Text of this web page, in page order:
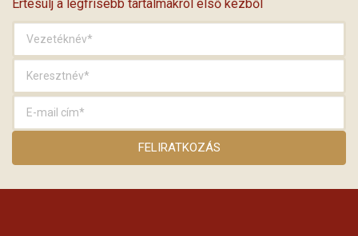
Értesülj a legfrisebb tartalmakról első kézből